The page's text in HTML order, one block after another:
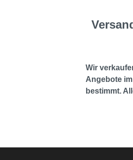
Wir
Angebote
bestimmt.